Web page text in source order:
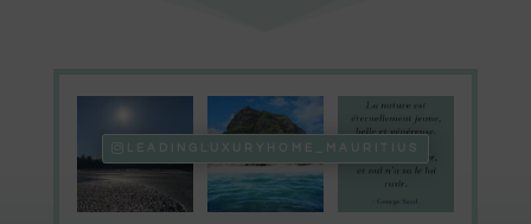
LEADINGLUXURYHOME_MAURITIUS